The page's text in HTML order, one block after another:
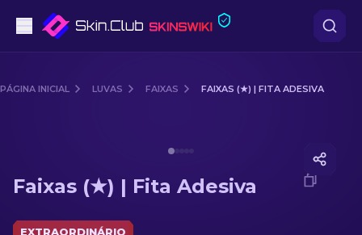
Rifles de Precisão
Facas
PÁGINA INICIAL LUVAS FAIXAS FAIXAS (★) | FITA ADESIVA
Faixas (★) | Fita Adesiva
EXTRAORDINÁRIO